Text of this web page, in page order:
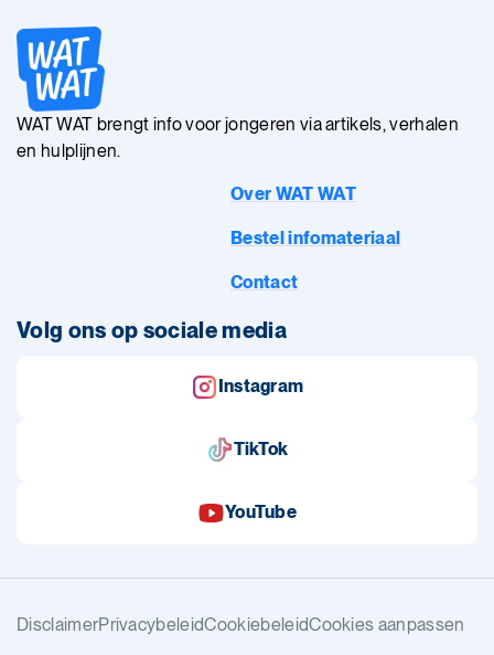
WAT WAT brengt info voor jongeren via artikels, verhalen
en hulplijnen.
Over WAT WAT
Bestel infomateriaal
Contact
Volg ons op sociale media
Instagram
TikTok
YouTube
DisclaimerPrivacybeleidCookiebeleidCookies aanpassen